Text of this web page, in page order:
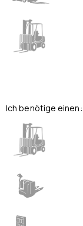
Ich benötige einen: